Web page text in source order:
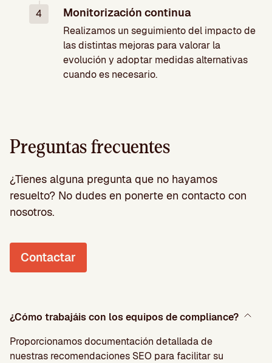
4 Monitorización continua
Realizamos un seguimiento del impacto de
las distintas mejoras para valorar la
evolución y adoptar medidas alternativas
cuando es necesario.
Preguntas frecuentes
¿Tienes alguna pregunta que no hayamos
resuelto? No dudes en ponerte en contacto con
nosotros.
Contactar
¿Cómo trabajáis con los equipos de compliance?
Proporcionamos documentación detallada de
nuestras recomendaciones SEO para facilitar su